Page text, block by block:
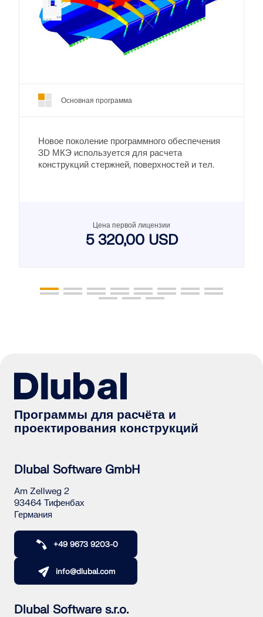
Основная программа
Новое поколение программного обеспечения
3D МКЭ используется для расчета
конструкций стержней, поверхностей и тел.
Цена первой лицензии
5 320,00 USD
Программы для расчёта и
проектирования конструкций
Dlubal Software GmbH
Am Zellweg 2
93464 Тифенбах
Германия
+49 9673 9203-0
info@dlubal.com
Dlubal Software s.r.o.